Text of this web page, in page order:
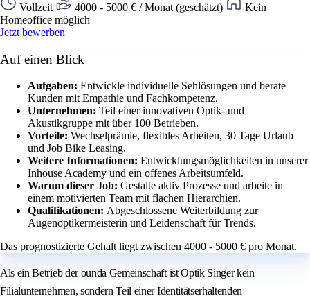
Vollzeit 4000 - 5000 € / Monat (geschätzt)
Kein
Homeoffice möglich
Jetzt bewerben
Auf einen Blick
Aufgaben: Entwickle individuelle Sehlösungen und berate
Kunden mit Empathie und Fachkompetenz.
Unternehmen: Teil einer innovativen Optik- und
Akustikgruppe mit über 100 Betrieben.
Vorteile: Wechselprämie, flexibles Arbeiten, 30 Tage Urlaub
und Job Bike Leasing.
Weitere Informationen: Entwicklungsmöglichkeiten in unserer
Inhouse Academy und ein offenes Arbeitsumfeld.
Warum dieser Job: Gestalte aktiv Prozesse und arbeite in
einem motivierten Team mit flachen Hierarchien.
Qualifikationen: Abgeschlossene Weiterbildung zur
Augenoptikermeisterin und Leidenschaft für Trends.
Das prognostizierte Gehalt liegt zwischen 4000 - 5000 € pro Monat.
Als ein Betrieb der ounda Gemeinschaft ist Optik Singer kein
Filialunternehmen, sondern Teil einer Identitätserhaltenden